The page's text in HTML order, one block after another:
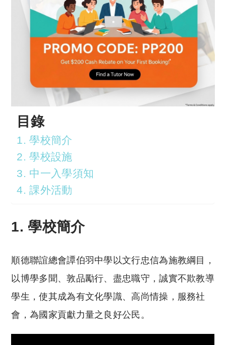
目錄
1. 學校簡介
2. 學校設施
3. 中一入學須知
4. 課外活動
1. 學校簡介
順德聯誼總會譚伯羽中學以文行忠信為施教綱目，
以博學多聞、敦品勵行、盡忠職守，誠實不欺教導
學生，使其成為有文化學識、高尚情操，服務社
會，為國家貢獻力量之良好公民。